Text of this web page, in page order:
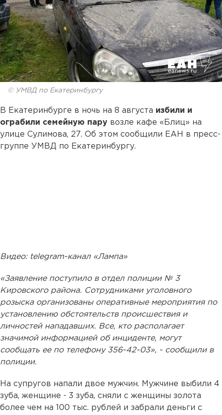
© УМВД по Екатеринбургу
В Екатеринбурге в ночь на 8 августа избили и
ограбили семейную пару возле кафе «Блиц» на
улице Сулимова, 27. Об этом сообщили ЕАН в пресс-
группе УМВД по Екатеринбургу.
Видео: telegram-канал «Лампа»
«Заявление поступило в отдел полиции № 3
Кировского района. Сотрудниками уголовного
розыска организованы оперативные мероприятия по
установлению обстоятельств происшествия и
личностей нападавших. Все, кто располагает
значимой информацией об инциденте, могут
сообщать ее по телефону 356-42-03», - сообщили в
полиции.
На супругов напали двое мужчин. Мужчине выбили 4
зуба, женщине - 3 зуба, сняли с женщины золота
более чем на 100 тыс. рублей и забрали деньги с